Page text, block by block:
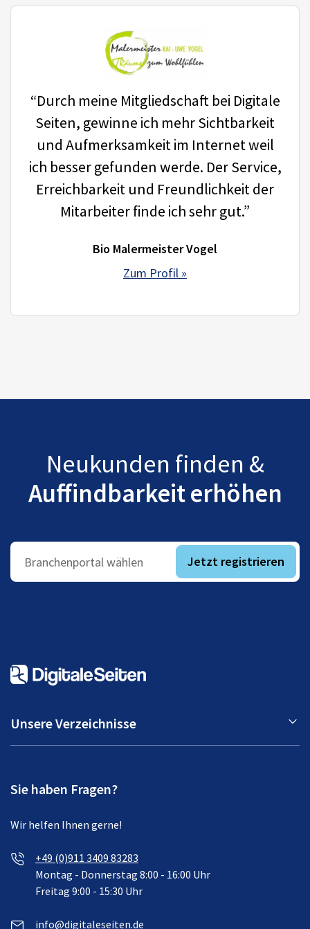
“Durch meine Mitgliedschaft bei Digitale
Seiten, gewinne ich mehr Sichtbarkeit
und Aufmerksamkeit im Internet weil
ich besser gefunden werde. Der Service,
Erreichbarkeit und Freundlichkeit der
Mitarbeiter finde ich sehr gut.”
Bio Malermeister Vogel
Zum Profil »
Neukunden finden &
Auffindbarkeit erhöhen
Branchenportal wählen Jetzt registrieren
Unsere Verzeichnisse
Sie haben Fragen?
Wir helfen Ihnen gerne!
+49 (0)911 3409 83283
Montag - Donnerstag 8:00 - 16:00 Uhr
Freitag 9:00 - 15:30 Uhr
info@digitaleseiten.de